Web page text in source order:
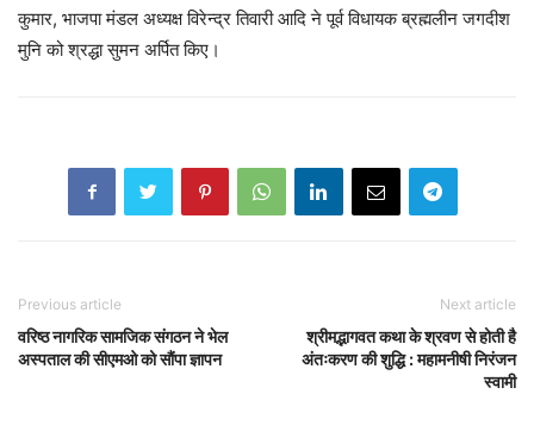
कुमार, भाजपा मंडल अध्यक्ष विरेन्द्र तिवारी आदि ने पूर्व विधायक ब्रह्मलीन जगदीश
मुनि को श्रद्धा सुमन अर्पित किए।
Previous article
वरिष्ठ नागरिक सामजिक संगठन ने भेल
अस्पताल की सीएमओ को सौंपा ज्ञापन
Next article
श्रीमद्भागवत कथा के श्रवण से होती है
अंतःकरण की शुद्धि : महामनीषी निरंजन
स्वामी